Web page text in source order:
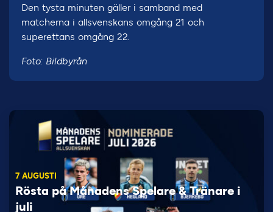
Den tysta minuten gäller i samband med
matcherna i allsvenskans omgång 21 och
superettans omgång 22.
Foto: Bildbyrån
7 AUGUSTI
Rösta på Månadens Spelare & Tränare i
juli